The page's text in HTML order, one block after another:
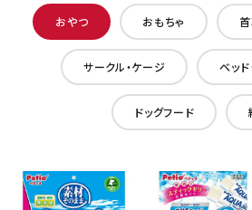
おやつ おもちゃ
サークル・ケージ ベッド
ドッグフード